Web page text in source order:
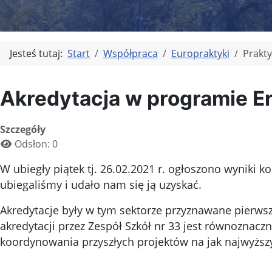
Jesteś tutaj: Start Współpraca Europraktyki
Akredytacja w programie
Szczegóły
Odsłon: 0
W ubiegły piątek tj. 26.02.2021 r. ogłoszono wyniki
ubiegaliśmy i udało nam się ją uzyskać.
Akredytacje były w tym sektorze przyznawane
akredytacji przez Zespół Szkół nr 33 jest
koordynowania przyszłych projektów na jak